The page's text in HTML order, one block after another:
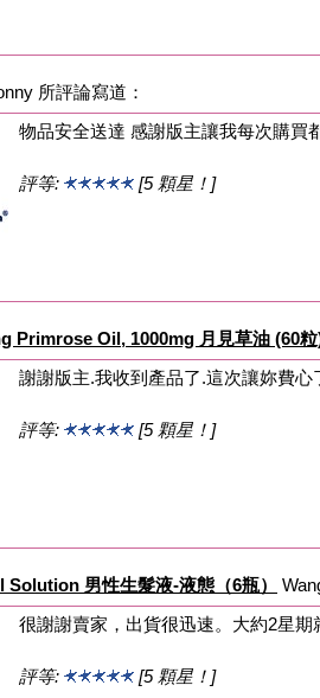
所評論寫道：
物品安全送達 感謝版主讓我每次購買
評等: [5 顆星！]
Primrose Oil, 1000mg 月見草油 (60
謝謝版主.我收到產品了.這次讓妳費心
評等: [5 顆星！]
男性生髮液-液態（6瓶）
很謝謝賣家，出貨很迅速。大約2星期
評等: [5 顆星！]